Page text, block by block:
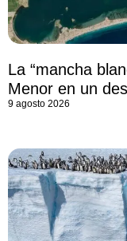
La “mancha
Menor en un
9 agosto 2026